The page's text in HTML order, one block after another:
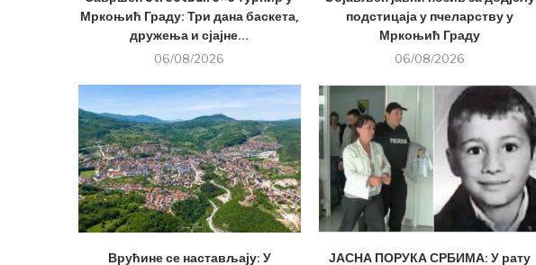
Мркоњић Граду: Три дана баскета,
дружења и сјајне...
06/08/2026
подстицаја у пчеларству у
Мркоњић Граду
06/08/2026
Врућине се настављају: У
ЈАСНА ПОРУКА СРБИМА: У рату